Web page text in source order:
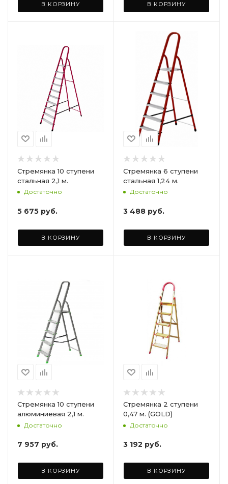
В КОРЗИНУ В КОРЗИНУ
Стремянка 10 ступени
стальная 2,1 м.
Достаточно
5 675 руб.
В КОРЗИНУ
Стремянка 6 ступени
стальная 1,24 м.
Достаточно
3 488 руб.
В КОРЗИНУ
Стремянка 10 ступени
алюминиевая 2,1 м.
Достаточно
7 957 руб.
В КОРЗИНУ
Стремянка 2 ступени
0,47 м. (GOLD)
Достаточно
3 192 руб.
В КОРЗИНУ